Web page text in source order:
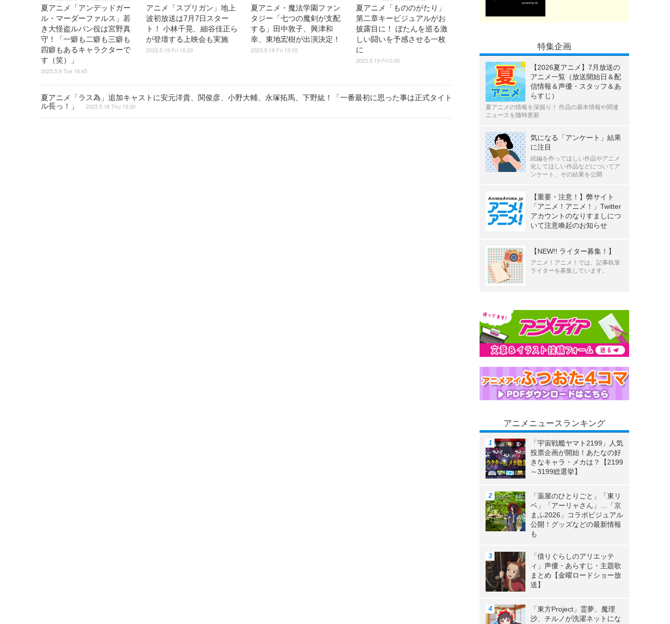
夏アニメ「アンデッドガー
ル・マーダーファルス」若
き大怪盗ルパン役は宮野真
守！「一癖も二癖も三癖も
四癖もあるキャラクターで
す（笑）」
2023.5.9 Tue 18:45
アニメ「スプリガン」地上
波初放送は7月7日スター
ト！ 小林千晃、細谷佳正ら
が登壇する上映会も実施
2023.5.19 Fri 18:20
夏アニメ・魔法学園ファン
タジー「七つの魔剣が支配
する」田中敦子、興津和
幸、東地宏樹が出演決定！
2023.5.19 Fri 13:05
夏アニメ「もののがたり」
第二章キービジュアルがお
披露目に！ ぼたんを巡る激
しい闘いを予感させる一枚
に
2023.5.19 Fri 0:00
夏アニメ「ラス為」追加キャストに安元洋貴、関俊彦、小野大輔、永塚拓馬、下野紘！「一番最初に思った事は正式タイト
ル長っ！」
2023.5.18 Thu 13:30
特集企画
【2026夏アニメ】7月放送の
アニメ一覧（放送開始日＆配
信情報＆声優・スタッフ＆あ
らすじ）
夏アニメの情報を深掘り！ 作品の基本情報や関連
ニュースを随時更新
気になる「アンケート」結果
に注目
続編を作ってほしい作品やアニメ
化してほしい作品などについてア
ンケート、その結果を公開
【重要・注意！】弊サイト
「アニメ！アニメ！」Twitter
アカウントのなりすましにつ
いて注意喚起のお知らせ
【NEW!! ライター募集！】
アニメ！アニメ！では、記事執筆
ライターを募集しています。
アニメニュースランキング
「宇宙戦艦ヤマト2199」人気
投票企画が開始！あたなの好
きなキャラ・メカは？【2199
～3199総選挙】
「薬屋のひとりごと」「東リ
ベ」「アーリャさん」…「京
まふ2026」コラボビジュアル
公開！グッズなどの最新情報
も
「借りぐらしのアリエッテ
ィ」声優・あらすじ・主題歌
まとめ【金曜ロードショー放
送】
「東方Project」霊夢、魔理
沙、チルノが洗濯ネットにな